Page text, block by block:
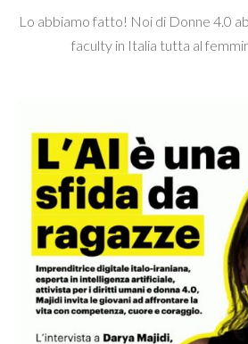
Lo abbiamo fatto! Noi di Donne 4.0
faculty in Italia tutta al